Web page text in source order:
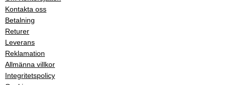
Kontakta oss
Betalning
Returer
Leverans
Reklamation
Allmänna villkor
Integritetspolicy